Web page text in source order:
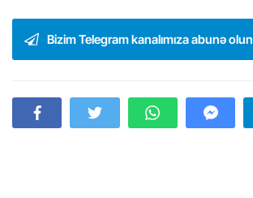
Bizim Telegram kanalımıza abunə olun